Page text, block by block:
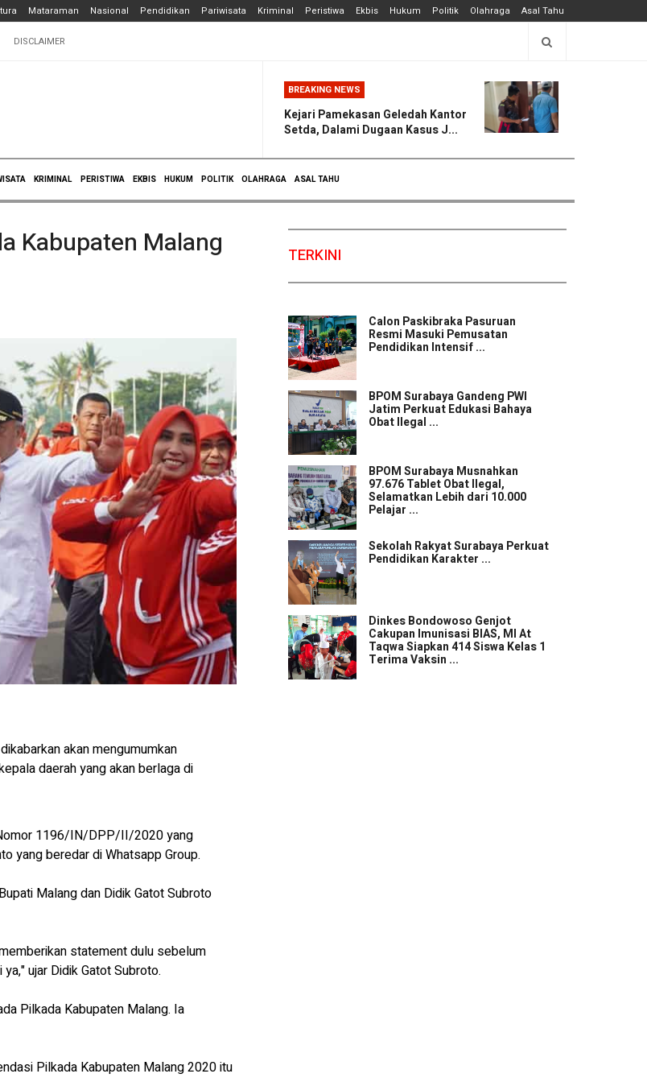
Mataraman Nasional Pendidikan Pariwisata Kriminal Peristiwa Ekbis Hukum Politik Olahraga Asal Tahu
DISCLAIMER
BREAKING NEWS
Kejari Pamekasan Geledah Kantor
Setda, Dalami Dugaan Kasus J...
KRIMINAL PERISTIWA EKBIS HUKUM POLITIK OLAHRAGA ASAL TAHU
Kabupaten Malang
akan mengumumkan
daerah yang akan berlaga di
1196/IN/DPP/II/2020 yang
yang beredar di Whatsapp Group.
Malang dan Didik Gatot Subroto
statement dulu sebelum
ujar Didik Gatot Subroto.
Pilkada Kabupaten Malang. Ia
Pilkada Kabupaten Malang 2020 itu
TERKINI
Calon Paskibraka Pasuruan
Resmi Masuki Pemusatan
Pendidikan Intensif ...
BPOM Surabaya Gandeng PWI
Jatim Perkuat Edukasi Bahaya
Obat Ilegal ...
BPOM Surabaya Musnahkan
97.676 Tablet Obat Ilegal,
Selamatkan Lebih dari 10.000
Pelajar ...
Sekolah Rakyat Surabaya Perkuat
Pendidikan Karakter ...
Dinkes Bondowoso Genjot
Cakupan Imunisasi BIAS, MI At
Taqwa Siapkan 414 Siswa Kelas 1
Terima Vaksin ...